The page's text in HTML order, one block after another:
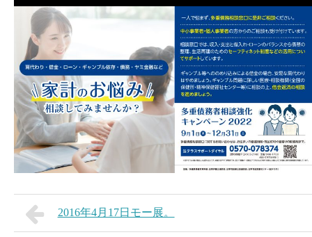
2016年4月17日モー展。